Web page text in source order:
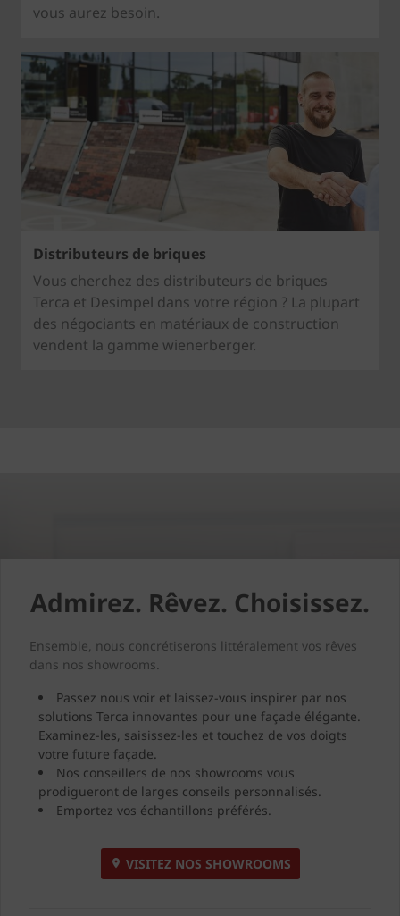
vous aurez besoin.
Distributeurs de briques
Vous cherchez des distributeurs de briques
Terca et Desimpel dans votre région ? La plupart
des négociants en matériaux de construction
vendent la gamme wienerberger.
Admirez. Rêvez. Choisissez.
Ensemble, nous concrétiserons littéralement vos rêves
dans nos showrooms.
Passez nous voir et laissez-vous inspirer par nos
solutions Terca innovantes pour une façade élégante.
Examinez-les, saisissez-les et touchez de vos doigts
votre future façade.
Nos conseillers de nos showrooms vous
prodigueront de larges conseils personnalisés.
Emportez vos échantillons préférés.
VISITEZ NOS SHOWROOMS